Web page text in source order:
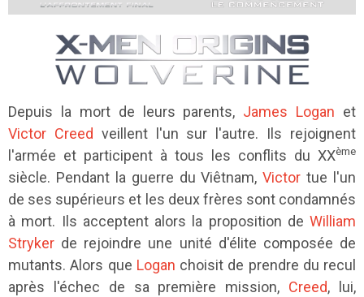
Depuis la mort de leurs parents, James Logan et
Victor Creed veillent l'un sur l'autre. Ils rejoignent
l'armée et participent à tous les conflits du XXème
siècle. Pendant la guerre du Viêtnam,Victor tue l'un
de ses supérieurs et les deux frères sont condamnés
à mort. Ils acceptent alors la proposition de William
Stryker de rejoindre une unité d'élite composée de
mutants. Alors que Logan choisit de prendre du recul
après l'échec de sa première mission, Creed, lui,